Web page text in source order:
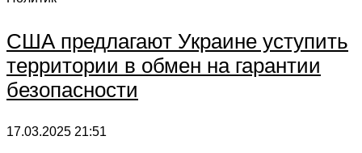
США предлагают Украине уступить
территории в обмен на гарантии
безопасности
17.03.2025 21:51